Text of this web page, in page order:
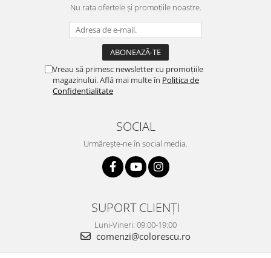
Nu rata ofertele și promoțiile noastre.
Vreau să primesc newsletter cu promoțiile
magazinului. Află mai multe în Politica de
Confidentialitate
SOCIAL
Urmărește-ne în social media.
SUPORT CLIENȚI
Luni-Vineri: 09:00-19:00
comenzi@colorescu.ro